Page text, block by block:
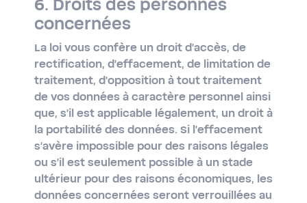
6. Droits des personnes
concernées
La loi vous confère un droit d'accès, de
rectification, d'effacement, de limitation de
traitement, d'opposition à tout traitement
de vos données à caractère personnel ainsi
que, s'il est applicable légalement, un droit à
la portabilité des données. Si l'effacement
s'avère impossible pour des raisons légales
ou s'il est seulement possible à un stade
ultérieur pour des raisons économiques, les
données concernées seront verrouillées au